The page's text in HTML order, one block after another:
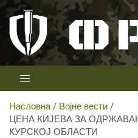
Скип
цонтент
Телевизија
Први војни канал у Србији
Насловна
Војне вести
ЦЕНА КИЈЕВА ЗА
КУРСКОЈ ОБЛАСТИ